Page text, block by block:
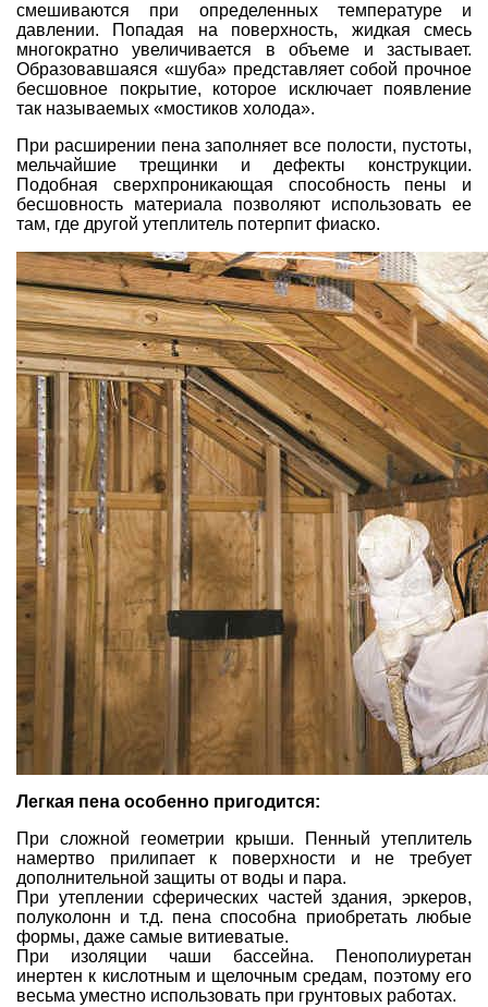
смешиваются при определенных температуре и
давлении. Попадая на поверхность, жидкая смесь
многократно увеличивается в объеме и застывает.
Образовавшаяся «шуба» представляет собой прочное
бесшовное покрытие, которое исключает появление
так называемых «мостиков холода».
При расширении пена заполняет все полости, пустоты,
мельчайшие трещинки и дефекты конструкции.
Подобная сверхпроникающая способность пены и
бесшовность материала позволяют использовать ее
там, где другой утеплитель потерпит фиаско.
Легкая пена особенно пригодится:
При сложной геометрии крыши. Пенный утеплитель
намертво прилипает к поверхности и не требует
дополнительной защиты от воды и пара.
При утеплении сферических частей здания, эркеров,
полуколонн и т.д. пена способна приобретать любые
формы, даже самые витиеватые.
При изоляции чаши бассейна. Пенополиуретан
инертен к кислотным и щелочным средам, поэтому его
весьма уместно использовать при грунтовых работах.